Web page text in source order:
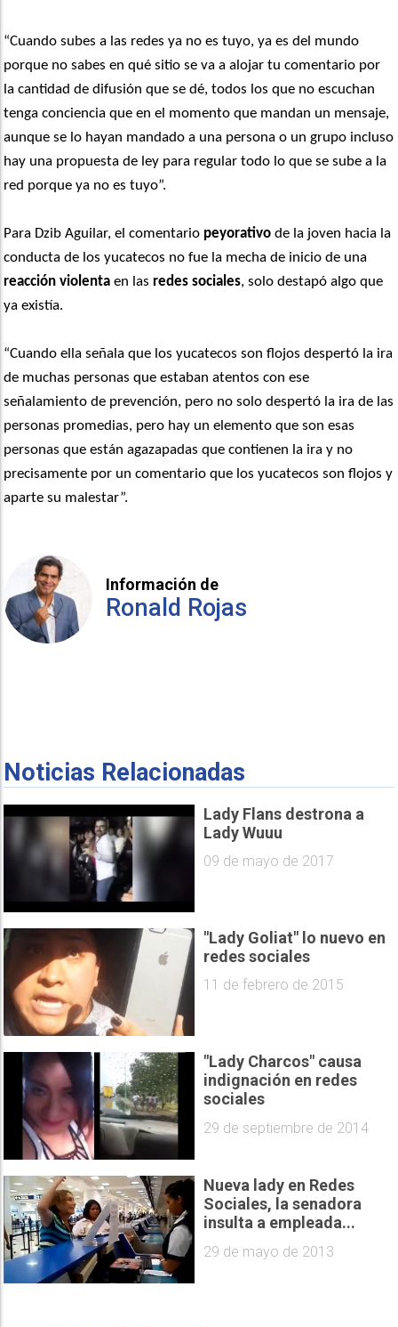
“Cuando subes a las redes ya no es tuyo, ya es del mundo
porque no sabes en qué sitio se va a alojar tu comentario por
la cantidad de difusión que se dé, todos los que no escuchan
tenga conciencia que en el momento que mandan un mensaje,
aunque se lo hayan mandado a una persona o un grupo incluso
hay una propuesta de ley para regular todo lo que se sube a la
red porque ya no es tuyo”.
Para Dzib Aguilar, el comentario peyorativo de la joven hacia la
conducta de los yucatecos no fue la mecha de inicio de una
reacción violenta en lasredes sociales, solo destapó algo que
ya existía.
“Cuando ella señala que los yucatecos son flojos despertó la ira
de muchas personas que estaban atentos con ese
señalamiento de prevención, pero no solo despertó la ira de las
personas promedias, pero hay un elemento que son esas
personas que están agazapadas que contienen la ira y no
precisamente por un comentario que los yucatecos son flojos y
aparte su malestar”.
Información de
Ronald Rojas
Noticias Relacionadas
Lady Flans destrona a
Lady Wuuu
09 de mayo de 2017
"Lady Goliat" lo nuevo en
redes sociales
11 de febrero de 2015
"Lady Charcos" causa
indignación en redes
sociales
29 de septiembre de 2014
Nueva lady en Redes
Sociales, la senadora
insulta a empleada...
29 de mayo de 2013